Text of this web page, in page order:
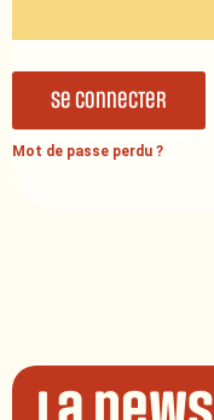
Se connecter
Mot de passe perdu ?